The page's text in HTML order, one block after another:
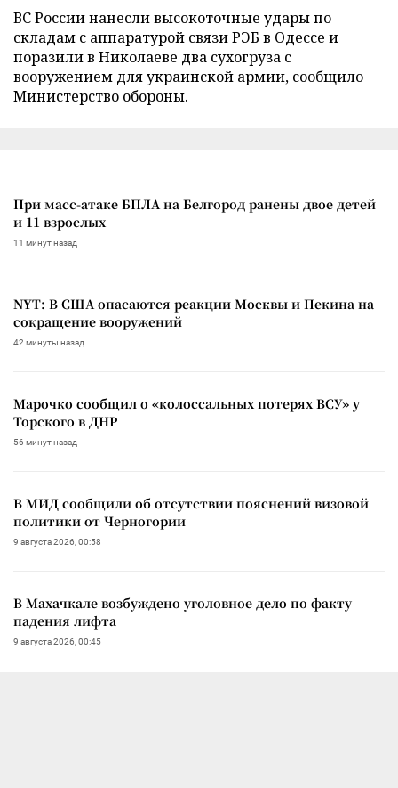
ВС России нанесли высокоточные удары по
складам с аппаратурой связи РЭБ в Одессе и
поразили в Николаеве два сухогруза с
вооружением для украинской армии, сообщило
Министерство обороны.
При масс-атаке БПЛА на Белгород ранены двое детей
и 11 взрослых
11 минут назад
NYT: В США опасаются реакции Москвы и Пекина на
сокращение вооружений
42 минуты назад
Марочко сообщил о «колоссальных потерях ВСУ» у
Торского в ДНР
56 минут назад
В МИД сообщили об отсутствии пояснений визовой
политики от Черногории
9 августа 2026, 00:58
В Махачкале возбуждено уголовное дело по факту
падения лифта
9 августа 2026, 00:45